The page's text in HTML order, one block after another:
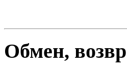
Обмен,